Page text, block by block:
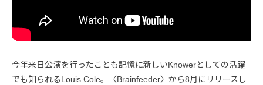
今年来日公演を行ったことも記憶に新しいKnowerとしての活躍
でも知られるLouis Cole。〈Brainfeeder〉から8月にリリースし